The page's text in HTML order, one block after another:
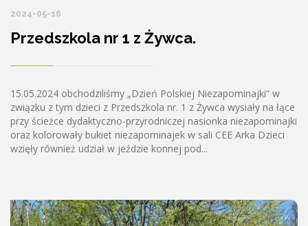
2024-05-16
Przedszkola nr 1 z Żywca.
15.05.2024 obchodziliśmy „Dzień Polskiej Niezapominajki” w
związku z tym dzieci z Przedszkola nr. 1 z Żywca wysiały na łące
przy ścieżce dydaktyczno-przyrodniczej nasionka niezapominajki
oraz kolorowały bukiet niezapominajek w sali CEE Arka Dzieci
wzięły również udział w jeździe konnej pod...